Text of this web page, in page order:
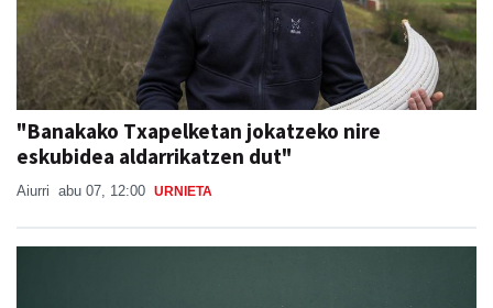
"Banakako Txapelketan jokatzeko nire
eskubidea aldarrikatzen dut"
Aiurri abu 07, 12:00 URNIETA